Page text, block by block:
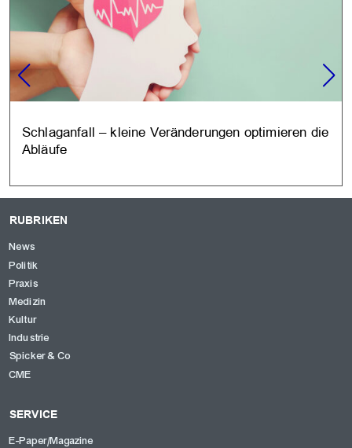
Schlaganfall – kleine Veränderungen optimieren die
Abläufe
RUBRIKEN
News
Politik
Praxis
Medizin
Kultur
Industrie
Spicker & Co
CME
SERVICE
E-Paper/Magazine